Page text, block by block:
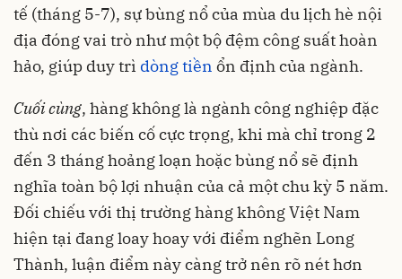
tế (tháng 5-7), sự bùng nổ của mùa du lịch hè nội
địa đóng vai trò như một bộ đệm công suất hoàn
hảo, giúp duy trì dòng tiền ổn định của ngành.
Cuối cùng, hàng không là ngành công nghiệp đặc
thù nơi các biến cố cực trọng, khi mà chỉ trong 2
đến 3 tháng hoảng loạn hoặc bùng nổ sẽ định
nghĩa toàn bộ lợi nhuận của cả một chu kỳ 5 năm.
Đối chiếu với thị trường hàng không Việt Nam
hiện tại đang loay hoay với điểm nghẽn Long
Thành, luận điểm này càng trở nên rõ nét hơn